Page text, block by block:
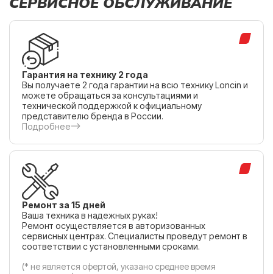
Гарантия на технику 2 года
Вы получаете 2 года гарантии на всю технику Loncin и
можете обращаться за консультациями и
технической поддержкой к официальному
представителю бренда в России.
Подробнее
Ремонт за 15 дней
Ваша техника в надежных руках!
Ремонт осуществляется в авторизованных
сервисных центрах. Специалисты проведут ремонт в
соответствии с установленными сроками.
(* не является офертой, указано среднее время